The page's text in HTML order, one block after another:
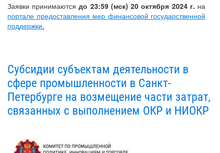
Заявки принимаютсядо 23:59 (мск) 20 октября 2024 г. на
портале предоставления мер финансовой государственной
поддержки.
Субсидии субъектам деятельности в
сфере промышленности в Санкт-
Петербурге на возмещение части затрат,
связанных с выполнением ОКР и НИОКР